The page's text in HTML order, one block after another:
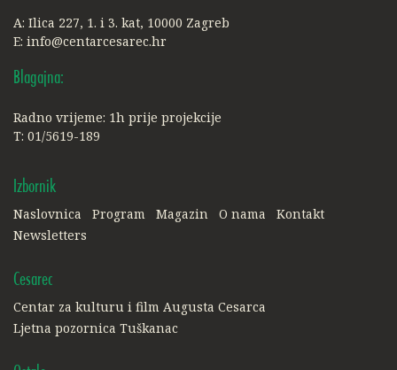
A: Ilica 227, 1. i 3. kat, 10000 Zagreb
E: info@centarcesarec.hr
Blagajna:
Radno vrijeme: 1h prije projekcije
T: 01/5619-189
Izbornik
Naslovnica Program Magazin O nama
Kontakt
Newsletters
Cesarec
Centar za kulturu i film Augusta Cesarca
Ljetna pozornica Tuškanac